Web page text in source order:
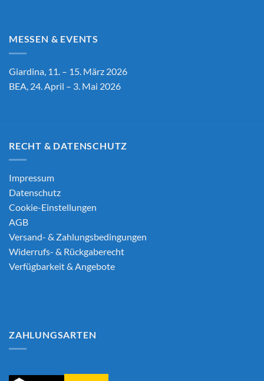
MESSEN & EVENTS
Giardina, 11. – 15. März 2026
BEA, 24. April – 3. Mai 2026
RECHT & DATENSCHUTZ
Impressum
Datenschutz
Cookie-Einstellungen
AGB
Versand- & Zahlungsbedingungen
Widerrufs- & Rückgaberecht
Verfügbarkeit & Angebote
ZAHLUNGSARTEN